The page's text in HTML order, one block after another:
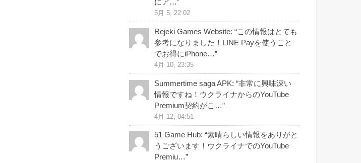
にア…”
5月 5, 22:02
Rejeki Games Website: “この情報はとても
参考になりました！LINE Payを使うこと
でお得にiPhone…”
4月 10, 23:35
Summertime saga APK: “非常に興味深い
情報ですね！ウクライナからのYouTube
Premium契約がこ…”
4月 12, 04:51
51 Game Hub: “素晴らしい情報をありがと
うございます！ウクライナでのYouTube
Premiu…”